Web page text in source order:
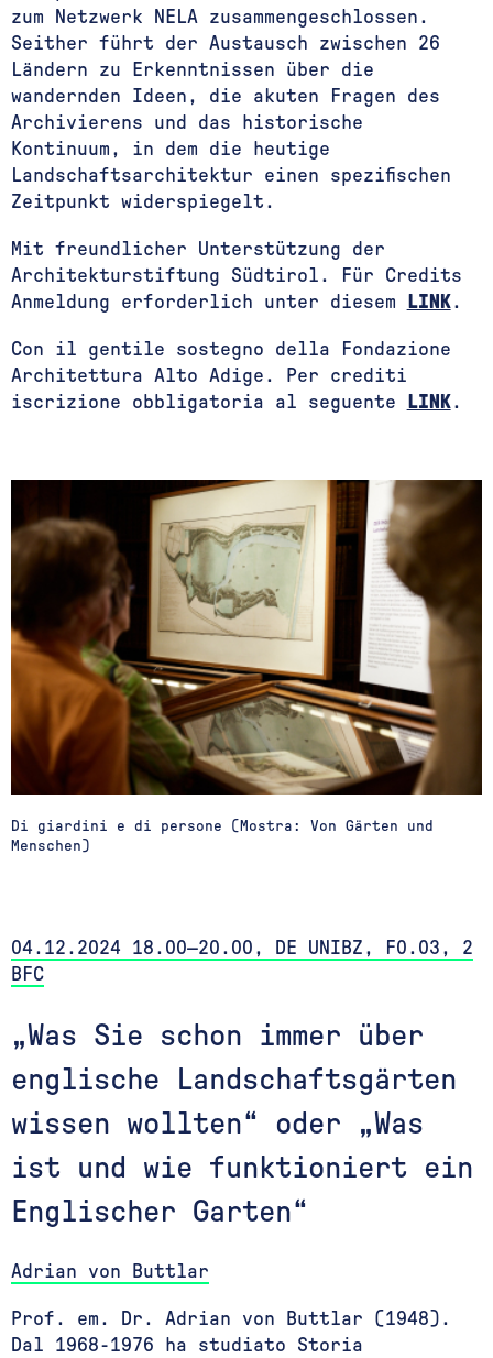
zum Netzwerk NELA zusammengeschlossen.
Seither führt der Austausch zwischen 26
Ländern zu Erkenntnissen über die
wandernden Ideen, die akuten Fragen des
Archivierens und das historische
Kontinuum, in dem die heutige
Landschaftsarchitektur einen spezifischen
Zeitpunkt widerspiegelt.
Mit freundlicher Unterstützung der
Architekturstiftung Südtirol. Für Credits
Anmeldung erforderlich unter diesem
LINK.
Con il gentile sostegno della Fondazione
Architettura Alto Adige. Per crediti
iscrizione obbligatoria al seguente
LINK.
Di giardini e di persone (Mostra: Von Gärten und
Menschen)
04.12 .2024 18.00—20.00, DE UNIBZ, F0.03, 2
BFC
„Was Sie schon immer über
englische Landschaftsgärten
wissen wollten“ oder „Was
ist und wie funktioniert ein
Englischer Garten“
Adrian von Buttlar
Prof. em. Dr. Adrian von Buttlar (1948).
Dal 1968-1976 ha studiato Storia